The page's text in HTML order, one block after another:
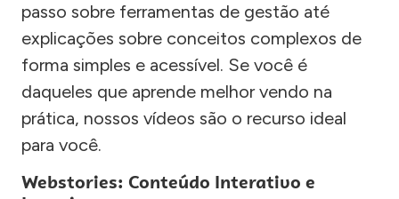
passo sobre ferramentas de gestão até
explicações sobre conceitos complexos de
forma simples e acessível. Se você é
daqueles que aprende melhor vendo na
prática, nossos vídeos são o recurso ideal
para você.
Webstories: Conteúdo Interativo e